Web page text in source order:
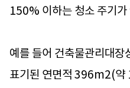
150% 이하는 청소 주기
예를 들어 건축물관리대
표기된 연면적 396m2(약